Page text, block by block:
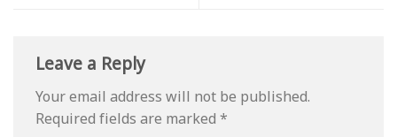
Leave a Reply
Your email address will not be published.
Required fields are marked*